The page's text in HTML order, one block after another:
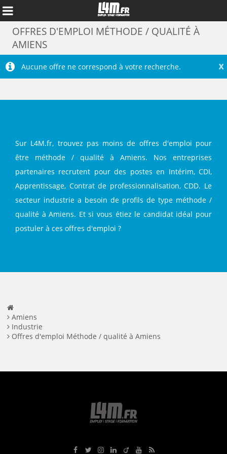
Annuler
OFFRES D'EMPLOI MÉTHODE / QUALITÉ À
AMIENS
X
Aucune offre ne correspond à votre recherche.
Sur L4M.fr, trouvez pas moins de offres d'emploi pour
être méthode / qualité à Amiens. Nos entreprises
partenaires recrutent pour des postes en Intérim, CDI,
Apprentissage, Contrat de professionnalisation, CDD. Le
secteur industrie a besoin de profils de type méthode /
qualité à Amiens. Et si vous étiez le candidat idéal pour
postuler à ces offres d'emploi ?
Amiens
Industrie
Offres d'emploi Méthode / qualité à Amiens